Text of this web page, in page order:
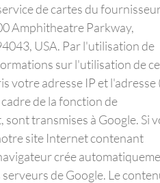
de cartes du
Amphitheatre Parkway,
USA. Par l'utilisation de
sur l'utilisation de ce
votre adresse IP et l'adresse
de la fonction de
transmises à Google. Si
site Internet contenant
crée
de Google. Le